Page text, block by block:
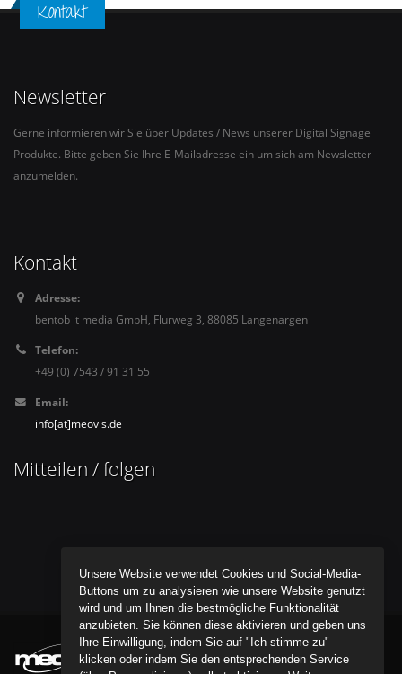
Kontakt
Newsletter
Gerne informieren wir Sie über Updates / News unserer Digital Signage
Produkte. Bitte geben Sie Ihre E-Mailadresse ein um sich am Newsletter
anzumelden.
Kontakt
Adresse:
bentob it media GmbH, Flurweg 3, 88085 Langenargen
Telefon:
+49 (0) 7543 / 91 31 55
Email:
info[at]meovis.de
Mitteilen / folgen
Unsere Website verwendet Cookies und Social-Media-
Buttons um zu analysieren wie unsere Website genutzt
wird und um Ihnen die bestmögliche Funktionalität
anzubieten. Sie können diese aktivieren und geben uns
Ihre Einwilligung, indem Sie auf "Ich stimme zu"
klicken oder indem Sie den entsprechenden Service